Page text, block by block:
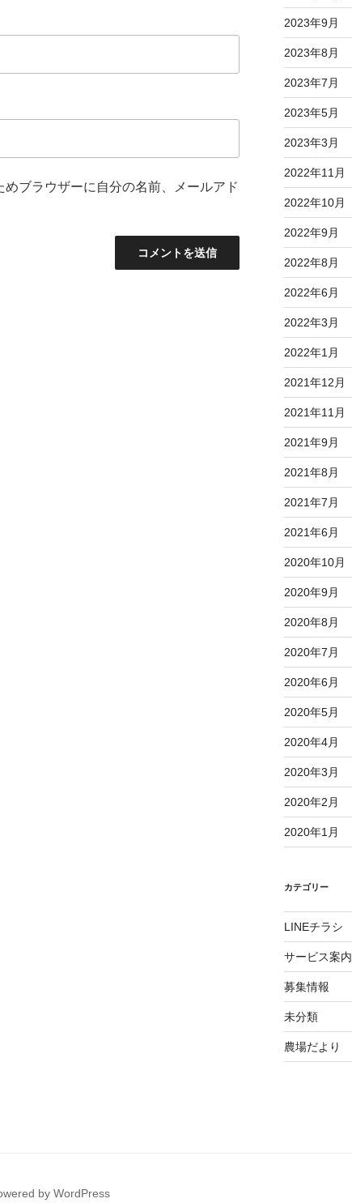
ブラウザーに自分の名前、メールアド
2023年9月
2023年8月
2023年7月
2023年5月
2023年3月
2022年11月
2022年10月
2022年9月
2022年8月
2022年6月
2022年3月
2022年1月
2021年12月
2021年11月
2021年9月
2021年8月
2021年7月
2021年6月
2020年10月
2020年9月
2020年8月
2020年7月
2020年6月
2020年5月
2020年4月
2020年3月
2020年2月
2020年1月
カテゴリー
LINEチラシ
サービス案内
募集情報
未分類
農場だより
by WordPress